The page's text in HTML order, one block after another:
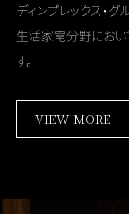
ディンプレックス・グ
生活家電分野におい
す。
VIEW MORE